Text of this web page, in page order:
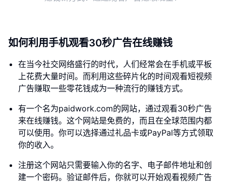
如何利用手机观看30秒广告在线赚钱
在当今社交网络盛行的时代，人们经常会在手机或平板
上花费大量时间。而利用这些碎片化的时间观看短视频
广告赚取一些零花钱成为一种流行的赚钱方式。
有一个名为paidwork.com的网站，通过观看30秒广告
来在线赚钱。这个网站是免费的，而且在全球范围内都
可以使用。你可以选择通过礼品卡或PayPal等方式领取
你的收入。
注册这个网站只需要输入你的名字、电子邮件地址和创
建一个密码。验证邮件后，你就可以开始观看视频广告